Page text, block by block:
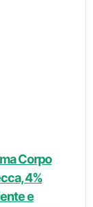
Corpo
4%
e